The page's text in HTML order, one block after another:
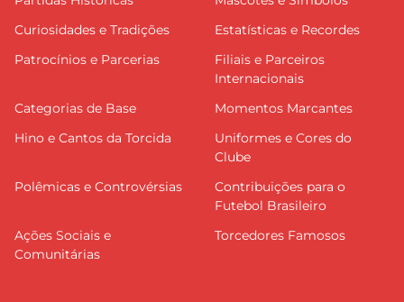
Curiosidades e Tradições
Estatísticas e Recordes
Patrocínios e Parcerias
Filiais e Parceiros
Internacionais
Categorias de Base
Momentos Marcantes
Hino e Cantos da Torcida
Uniformes e Cores do
Clube
Polêmicas e Controvérsias
Contribuições para o
Futebol Brasileiro
Ações Sociais e
Comunitárias
Torcedores Famosos